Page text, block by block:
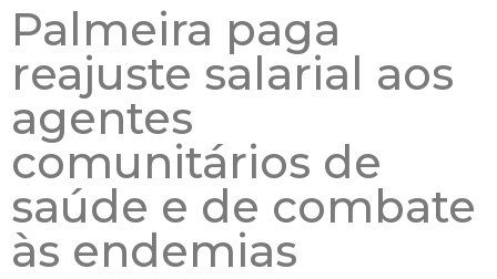
Palmeira paga
reajuste salarial aos
agentes
comunitários de
saúde e de combate
às endemias